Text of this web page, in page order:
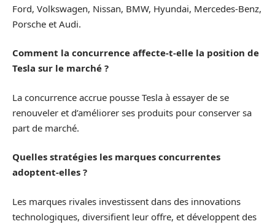
Ford, Volkswagen, Nissan, BMW, Hyundai, Mercedes-Benz,
Porsche et Audi.
Comment la concurrence affecte-t-elle la position de
Tesla sur le marché ?
La concurrence accrue pousse Tesla à essayer de se
renouveler et d’améliorer ses produits pour conserver sa
part de marché.
Quelles stratégies les marques concurrentes
adoptent-elles ?
Les marques rivales investissent dans des innovations
technologiques, diversifient leur offre, et développent des